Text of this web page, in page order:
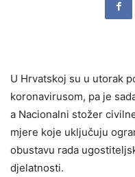
U Hrvatskoj su u utorak
koronavirusom, pa je
a Nacionalni stožer
mjere koje uključuju
obustavu rada
djelatnosti.